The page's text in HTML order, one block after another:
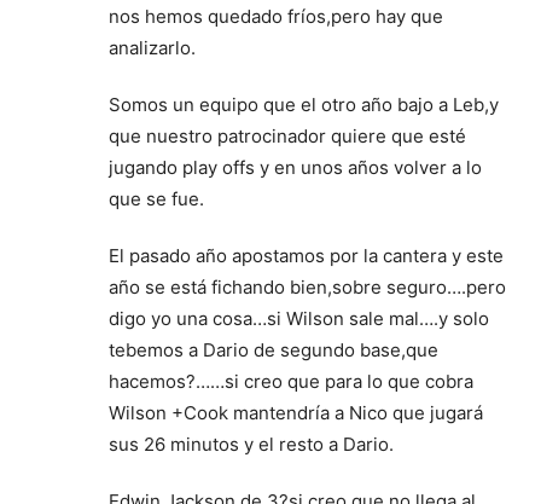
nos hemos quedado fríos,pero hay que
analizarlo.
Somos un equipo que el otro año bajo a Leb,y
que nuestro patrocinador quiere que esté
jugando play offs y en unos años volver a lo
que se fue.
El pasado año apostamos por la cantera y este
año se está fichando bien,sobre seguro….pero
digo yo una cosa…si Wilson sale mal….y solo
tebemos a Dario de segundo base,que
hacemos?……si creo que para lo que cobra
Wilson +Cook mantendría a Nico que jugará
sus 26 minutos y el resto a Dario.